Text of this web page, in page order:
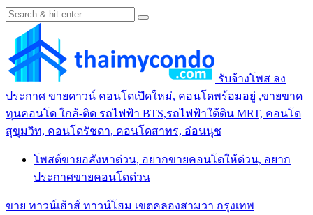
รับจ้างโพส ลง
ประกาศ ขายดาวน์ คอนโดเปิดใหม่, คอนโดพร้อมอยู่ ,ขายขาด
ทุนคอนโด ใกล้-ติด รถไฟฟ้า BTS,รถไฟฟ้าใต้ดิน MRT, คอนโด
สุขุมวิท, คอนโดรัชดา, คอนโดสาทร, อ่อนนุช
โพสต์ขายอสังหาด่วน, อยากขายคอนโดให้ด่วน, อยาก
ประกาศขายคอนโดด่วน
ขาย ทาวน์เฮ้าส์ ทาวน์โฮม เขตคลองสามวา กรุงเทพ